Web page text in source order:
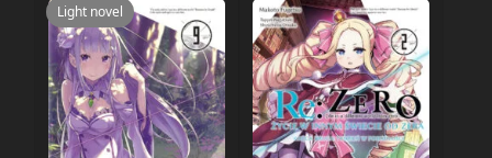
Light novel